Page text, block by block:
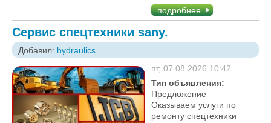
подробнее
Сервис спецтехники sany.
Добавил: hydraulics
пт, 07.08.2026 10:42
Тип объявления:
Предложение
Оказываем услуги по
ремонту спецтехники